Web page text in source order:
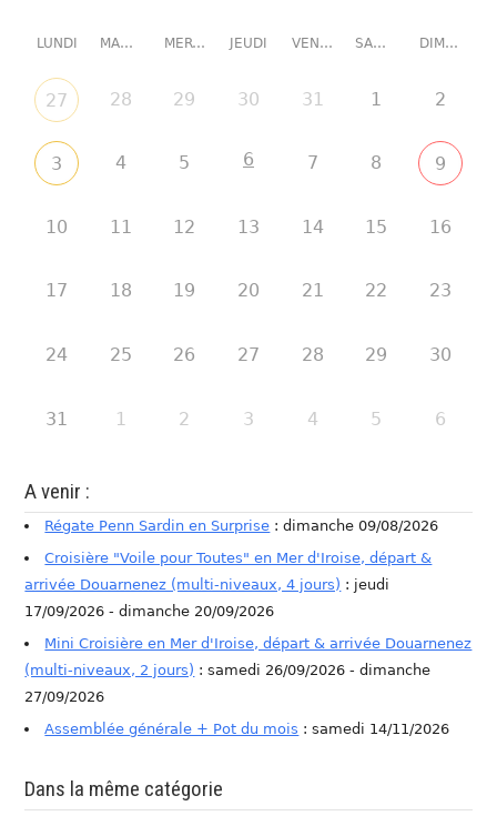
LUNDI MARDI MERCREDI JEUDI VENDREDI SAMEDI DIMANCHE
27 28 29 30 31 1 2
3 4 5 6 7 8 9
10 11 12 13 14 15 16
17 18 19 20 21 22 23
24 25 26 27 28 29 30
31 1 2 3 4 5 6
A venir :
Régate Penn Sardin en Surprise : dimanche 09/08/2026
Croisière "Voile pour Toutes" en Mer d'Iroise, départ &
arrivée Douarnenez (multi-niveaux, 4 jours) : jeudi
17/09/2026 - dimanche 20/09/2026
Mini Croisière en Mer d'Iroise, départ & arrivée Douarnenez
(multi-niveaux, 2 jours) : samedi 26/09/2026 - dimanche
27/09/2026
Assemblée générale + Pot du mois : samedi 14/11/2026
Dans la même catégorie